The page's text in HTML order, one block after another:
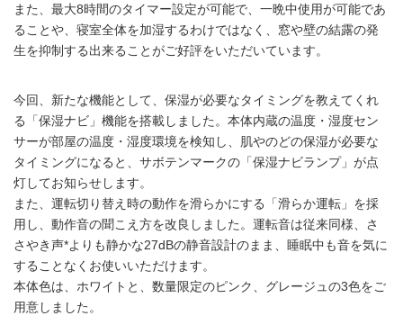
また、最大8時間のタイマー設定が可能で、一晩中使用が可能であ
ることや、寝室全体を加湿するわけではなく、窓や壁の結露の発
生を抑制する出来ることがご好評をいただいています。
今回、新たな機能として、保湿が必要なタイミングを教えてくれ
る「保湿ナビ」機能を搭載しました。本体内蔵の温度・湿度セン
サーが部屋の温度・湿度環境を検知し、肌やのどの保湿が必要な
タイミングになると、サボテンマークの「保湿ナビランプ」が点
灯してお知らせします。
また、運転切り替え時の動作を滑らかにする「滑らか運転」を採
用し、動作音の聞こえ方を改良しました。運転音は従来同様、さ
さやき声*よりも静かな27dBの静音設計のまま、睡眠中も音を気に
することなくお使いいただけます。
本体色は、ホワイトと、数量限定のピンク、グレージュの3色をご
用意しました。